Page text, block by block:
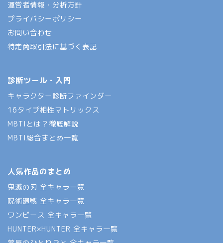
運営者情報・分析方針
プライバシーポリシー
お問い合わせ
特定商取引法に基づく表記
診断ツール・入門
キャラクター診断ファインダー
16タイプ相性マトリックス
MBTIとは？徹底解説
MBTI総合まとめ一覧
人気作品のまとめ
鬼滅の刃 全キャラ一覧
呪術廻戦 全キャラ一覧
ワンピース 全キャラ一覧
HUNTER×HUNTER 全キャラ一覧